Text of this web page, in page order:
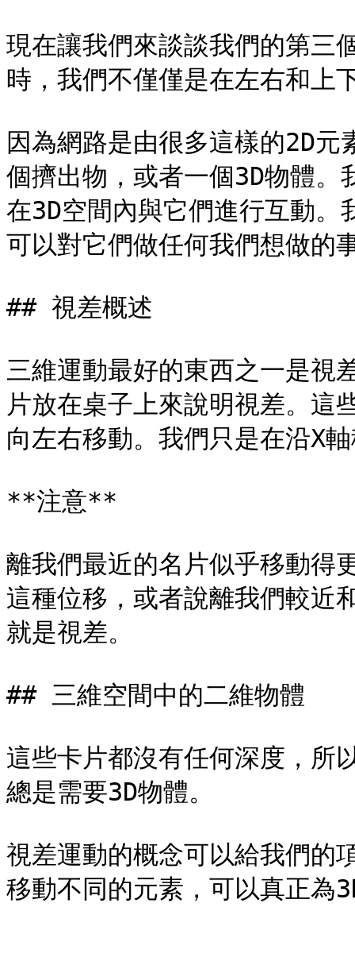
現在讓我們來談談我們的第三
時，我們不僅僅是在左右和上
因為網路是由很多這樣的2D
個擠出物，或者一個3D物體。
在3D空間內與它們進行互動
可以對它們做任何我們想做的
## 視差概述
三維運動最好的東西之一是視
片放在桌子上來說明視差。這
向左右移動。我們只是在沿X
**注意**
離我們最近的名片似乎移動得
這種位移，或者說離我們較近
就是視差。
## 三維空間中的二維物體
這些卡片都沒有任何深度，所
總是需要3D物體。
視差運動的概念可以給我們的
移動不同的元素，可以真正為